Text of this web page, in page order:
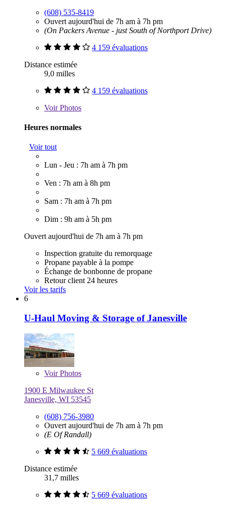
(608) 535-8419
Ouvert aujourd'hui de 7h am à 7h pm
(On Packers Avenue - just South of Northport Drive)
4 159 évaluations
Distance estimée
9,0 milles
4 159 évaluations
VoirPhotos
Heures normales
Voir tout
Lun - Jeu : 7h am à 7h pm
Ven : 7h am à 8h pm
Sam : 7h am à 7h pm
Dim : 9h am à 5h pm
Ouvert aujourd'hui de 7h am à 7h pm
Inspection gratuite du remorquage
Propane payable à la pompe
Échange de bonbonne de propane
Retour client 24 heures
Voir les tarifs
6
U-Haul Moving & Storage of Janesville
VoirPhotos
1900 E Milwaukee St
Janesville, WI 53545
(608) 756-3980
Ouvert aujourd'hui de 7h am à 7h pm
(E Of Randall)
5 669 évaluations
Distance estimée
31,7 milles
5 669 évaluations